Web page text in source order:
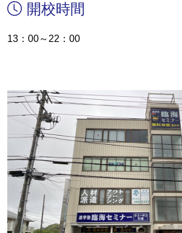
開校時間
13：00～22：00